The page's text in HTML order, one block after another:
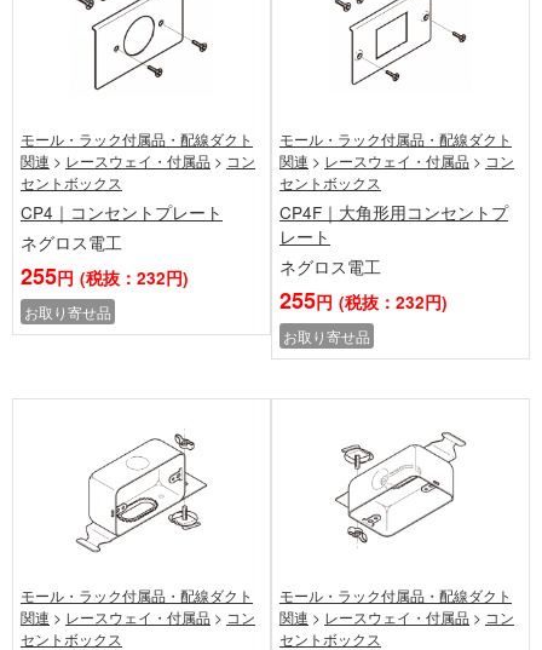
モール・ラック付属品・配線ダクト
関連 > レースウェイ・付属品 > コン
セントボックス
CP4｜コンセントプレート
ネグロス電工
255円 (税抜：232円)
お取り寄せ品
モール・ラック付属品・配線ダクト
関連 > レースウェイ・付属品 > コン
セントボックス
CP4F｜大角形用コンセントプ
レート
ネグロス電工
255円 (税抜：232円)
お取り寄せ品
モール・ラック付属品・配線ダクト
関連 > レースウェイ・付属品 > コン
セントボックス
モール・ラック付属品・配線ダクト
関連 > レースウェイ・付属品 > コン
セントボックス